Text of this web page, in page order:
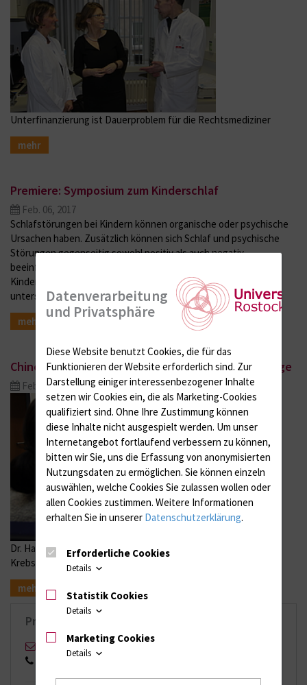
Unterfinanzierung ist Dauerproblem für die Rechtsmediziner
mehr
Premiere: Symposium zum Kinderschlaf
Feb. 06, 2017
Schlafstörungen bei Kindern können organische oder psychische
Ursachen haben. Zusätzlich können sich Schlaf und psychische
Störungen gegenseitig sowohl positiv als auch negativ
beeinflussen. Beim ersten Norddeutschen Symposium zum
Kinderschlaf am 15. Februar ab 15 Uhr tragen Redner
unterschiedlicher…
mehr
Chinesische Kräuter helfen Therapie auf die Sprünge
Feb. 06, 2017
Dr. Hans Lampe unterstützt mit chinesischer Medizin vor allem
Krebspatienten
mehr
Pressekontakt
Stefan Menzel
0151 17168553
Datenverarbeitung
und Privatsphäre
Diese Website benutzt Cookies, die für das
Funktionieren der Website erforderlich sind. Zur
Darstellung einiger interessenbezogener Inhalte
setzen wir Cookies ein, die als Marketing-Cookies
qualifiziert sind. Ohne Ihre Zustimmung können
diese Inhalte nicht ausgespielt werden. Um unser
Internetangebot fortlaufend verbessern zu können,
bitten wir Sie, uns die Erfassung von anonymisierten
Nutzungsdaten zu ermöglichen. Sie können einzeln
auswählen, welche Cookies Sie zulassen wollen oder
allen Cookies zustimmen. Weitere Informationen
erhalten Sie in unserer Datenschutzerklärung.
Erforderliche Cookies
Details
Statistik Cookies
Details
Marketing Cookies
Details